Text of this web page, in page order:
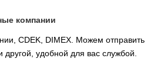
компании
CDEK, DIMEX. Можем отправить
другой, удобной для вас службой.